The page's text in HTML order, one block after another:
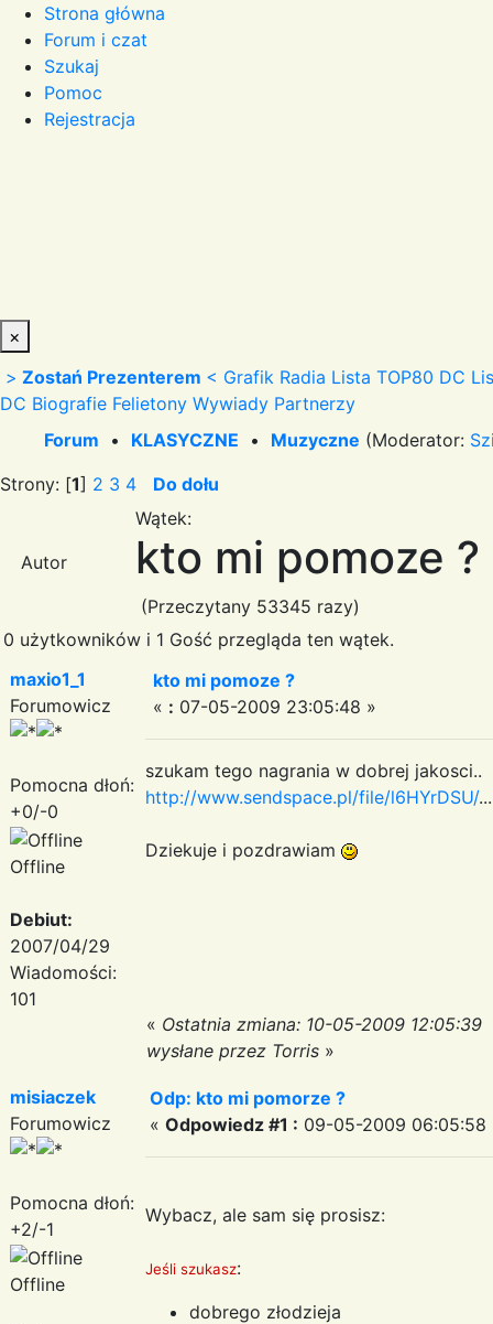
Strona główna
Forum i czat
Szukaj
Pomoc
Rejestracja
×
> Zostań Prezenterem < Grafik Radia Lista TOP80 DC
DC Biografie Felietony Wywiady Partnerzy
Forum • KLASYCZNE • Muzyczne (Moderator:
Strony: [1] 2 3 4 Do dołu
Autor
Wątek:
kto mi pomoze ?
(Przeczytany 53345 razy)
0 użytkowników i 1 Gość przegląda ten wątek.
maxio1_1
Forumowicz
Pomocna dłoń:
+0/-0
Offline
Debiut:
2007/04/29
Wiadomości:
101
kto mi pomoze ?
« : 07-05-2009 23:05:48 »
szukam tego nagrania w dobrej jakosci..
http://www.sendspace.pl/file/l6HYrDSU/...
Dziekuje i pozdrawiam
« Ostatnia zmiana: 10-05-2009 12:05:39
wysłane przez Torris »
misiaczek
Forumowicz
Pomocna dłoń:
+2/-1
Offline
Odp: kto mi pomorze ?
« Odpowiedz #1 : 09-05-2009 06:05:58
Wybacz, ale sam się prosisz:
Jeśli szukasz:
dobrego złodzieja